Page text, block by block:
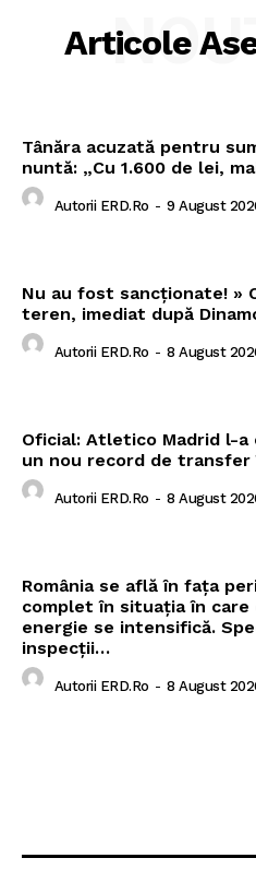
Articole
Tânăra acuzată pentru
nuntă: „Cu 1.600 de lei,
Autorii ERD.ro - 9 August
Nu au fost sancționate! »
teren, imediat după
Autorii ERD.ro - 8 August
Oficial: Atletico Madrid l-
un nou record de
Autorii ERD.ro - 8 August
România se află în fața
complet în situația în
energie se intensifică.
inspecții…
Autorii ERD.ro - 8 August